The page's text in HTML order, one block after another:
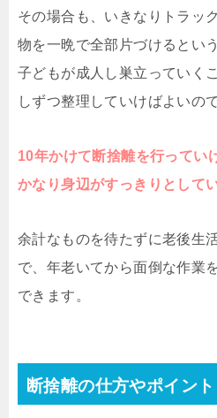
その場合も、いきなりトラッ
物を一晩で全部片づけるとい
子どもが成人し巣立っていく
しずつ整理していけばよいので
10年かけて断捨離を行ってい
かなり身辺がすっきりとして
余計なものを待たずに老後生
で、年老いてから面倒な作業
できます。
断捨離の仕方やポイント